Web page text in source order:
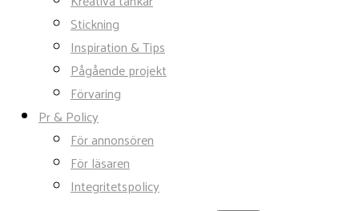
Stickning
Inspiration & Tips
Pågående projekt
Förvaring
Pr & Policy
För annonsören
För läsaren
Integritetspolicy